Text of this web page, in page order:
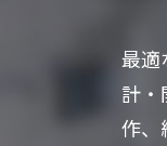
最適
計・
作、